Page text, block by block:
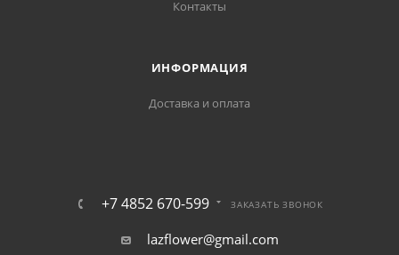
Контакты
ИНФОРМАЦИЯ
Доставка и оплата
+7 4852 670-599 ЗАКАЗАТЬ ЗВОНОК
lazflower@gmail.com